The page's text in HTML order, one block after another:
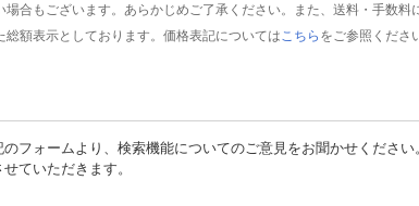
合もございます。あらかじめご了承ください。また、送料・手数料
額表示としております。価格表記については こちら をご参照くださ
フォームより、検索機能についてのご意見をお聞かせください
ていただきます。